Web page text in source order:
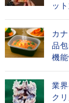
ッ
カ
品
機
業
ク